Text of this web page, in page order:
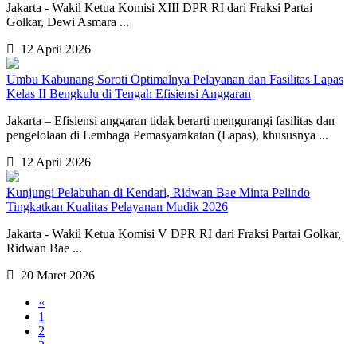
Jakarta - Wakil Ketua Komisi XIII DPR RI dari Fraksi Partai
Golkar, Dewi Asmara ...
12 April 2026
Umbu Kabunang Soroti Optimalnya Pelayanan dan Fasilitas Lapas
Kelas II Bengkulu di Tengah Efisiensi Anggaran
Jakarta – Efisiensi anggaran tidak berarti mengurangi fasilitas dan
pengelolaan di Lembaga Pemasyarakatan (Lapas), khususnya ...
12 April 2026
Kunjungi Pelabuhan di Kendari, Ridwan Bae Minta Pelindo
Tingkatkan Kualitas Pelayanan Mudik 2026
Jakarta - Wakil Ketua Komisi V DPR RI dari Fraksi Partai Golkar,
Ridwan Bae ...
20 Maret 2026
«
1
2